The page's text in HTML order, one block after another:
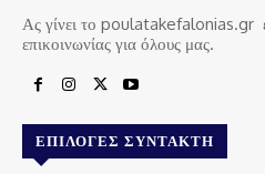
Ας γίνει το poulatakefalonias.gr
επικοινωνίας για όλους μας.
ΕΠΙΛΟΓΈΣ ΣΥΝΤΆΚΤΗ